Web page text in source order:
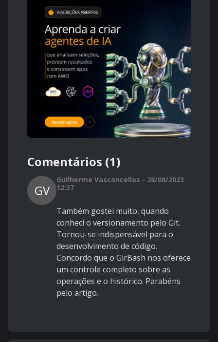
Comentários (1)
GV
Guilherme Vasconcellos - 28/08/2023
12:37
Também gostei muito, quando
conheci o versionamento pelo Git.
Tornou-se indispensável para o
desenvolvimento de código.
Concordo que o GirBash nos oferece
um controle completo sobre as
operações e o histórico. Parabéns
pelo artigo.